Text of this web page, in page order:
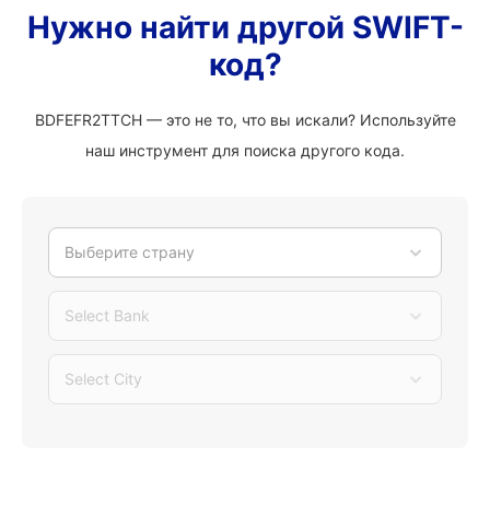
Нужно найти другой SWIFT-
код?
BDFEFR2TTCH — это не то, что вы искали? Используйте
наш инструмент для поиска другого кода.
Выберите страну
Select Bank
Select City